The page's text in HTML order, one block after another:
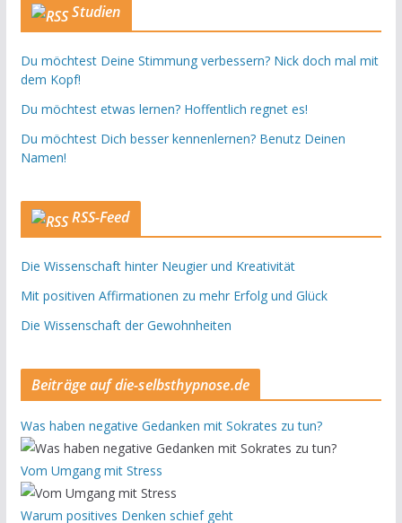
Studien
Du möchtest Deine Stimmung verbessern? Nick doch mal mit
dem Kopf!
Du möchtest etwas lernen? Hoffentlich regnet es!
Du möchtest Dich besser kennenlernen? Benutz Deinen
Namen!
RSS-Feed
Die Wissenschaft hinter Neugier und Kreativität
Mit positiven Affirmationen zu mehr Erfolg und Glück
Die Wissenschaft der Gewohnheiten
Beiträge auf die-selbsthypnose.de
Was haben negative Gedanken mit Sokrates zu tun?
Vom Umgang mit Stress
Warum positives Denken schief geht